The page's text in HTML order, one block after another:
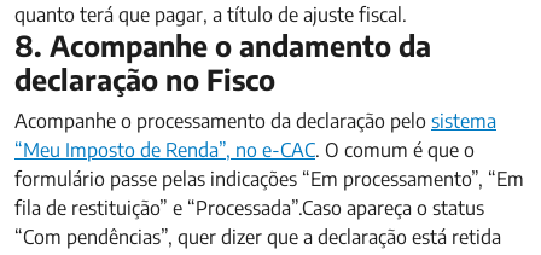
quanto terá que pagar, a título de ajuste fiscal.
8. Acompanhe o andamento da
declaração no Fisco
Acompanhe o processamento da declaração pelo sistema
“Meu Imposto de Renda”, no e-CAC. O comum é que o
formulário passe pelas indicações “Em processamento”, “Em
fila de restituição” e “Processada”.Caso apareça o status
“Com pendências”, quer dizer que a declaração está retida